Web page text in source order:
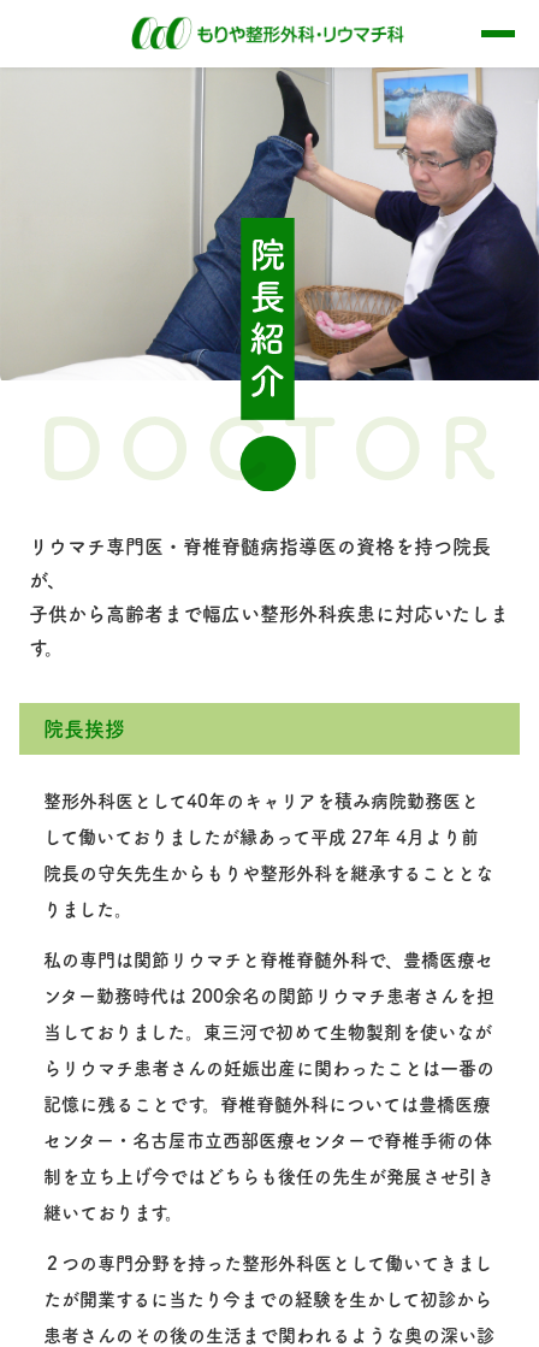
リウマチ専門医・脊椎脊髄病指導医の資格を持つ院長
が、
子供から高齢者まで幅広い整形外科疾患に対応いたしま
す。
院長挨拶
整形外科医として40年のキャリアを積み病院勤務医と
して働いておりましたが縁あって平成 27年 4月より前
院長の守矢先生からもりや整形外科を継承することとな
りました。
私の専門は関節リウマチと脊椎脊髄外科で、豊橋医療セ
ンター勤務時代は 200余名の関節リウマチ患者さんを担
当しておりました。東三河で初めて生物製剤を使いなが
らリウマチ患者さんの妊娠出産に関わったことは一番の
記憶に残ることです。脊椎脊髄外科については豊橋医療
センター・名古屋市立西部医療センターで脊椎手術の体
制を立ち上げ今ではどちらも後任の先生が発展させ引き
継いております。
２つの専門分野を持った整形外科医として働いてきまし
たが開業するに当たり今までの経験を生かして初診から
患者さんのその後の生活まで関われるような奥の深い診